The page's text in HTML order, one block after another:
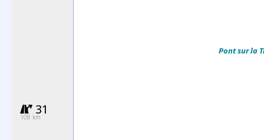
Pont sur la
31
108 km